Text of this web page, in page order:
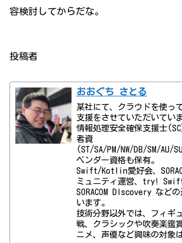
容検討してからだな。
投稿者
おおぐち さとる
某社にて、クラウドを使っ
支援をさせていただいていま
情報処理安全確保支援士
者資
(ST/SA/PM/NW/DB/SM/AU/
ベンダー資格も保有。
Swift/Kotlin愛好会、
ミュニティ運営、try!
SORACOM DIscovery など
います。
技術分野以外では、フィギ
戦、クラシックや吹奏楽鑑
ニメ、声優など興味の対象